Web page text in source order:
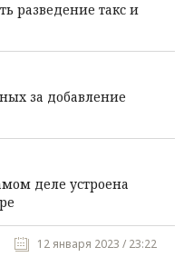
разведение такс и
за добавление
деле устроена
12 января 2023 / 23:22